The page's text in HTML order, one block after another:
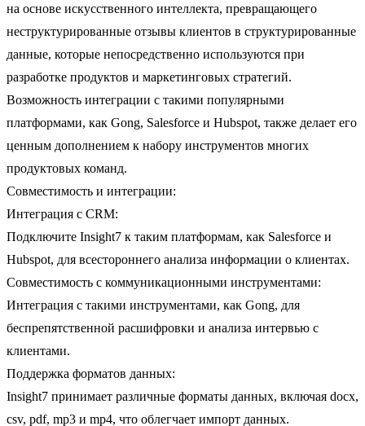
на основе искусственного интеллекта, превращающего
неструктурированные отзывы клиентов в структурированные
данные, которые непосредственно используются при
разработке продуктов и маркетинговых стратегий.
Возможность интеграции с такими популярными
платформами, как Gong, Salesforce и Hubspot, также делает его
ценным дополнением к набору инструментов многих
продуктовых команд.
Совместимость и интеграции:
Интеграция с CRM:
Подключите Insight7 к таким платформам, как Salesforce и
Hubspot, для всестороннего анализа информации о клиентах.
Совместимость с коммуникационными инструментами:
Интеграция с такими инструментами, как Gong, для
беспрепятственной расшифровки и анализа интервью с
клиентами.
Поддержка форматов данных:
Insight7 принимает различные форматы данных, включая docx,
csv, pdf, mp3 и mp4, что облегчает импорт данных.